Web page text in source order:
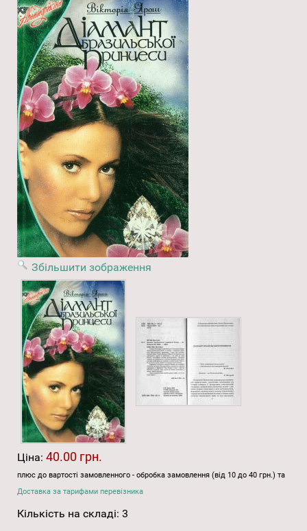
Збільшити зображення
Ціна: 40.00 грн.
плюс до вартості замовленного - обробка замовлення (від 10 до 40 грн.) та
Доставка за тарифами перевізника
Кількість на складі: 3